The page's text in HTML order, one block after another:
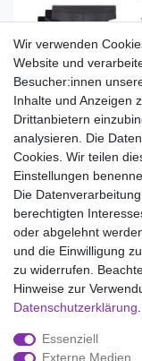
Wir
Impressum
Widerrufs­recht
Wir verwenden
Website und
Besucher:innen
Inhalte und Anzeigen
Drittanbietern
analysieren. Die
Cookies. Wir teilen
Einstellungen
Die
berechtigten
oder abgelehnt
und die Einwilligung
zu widerrufen.
Hinweise zur
Daten­schutz­erklärung
Essenziell
Externe Medien